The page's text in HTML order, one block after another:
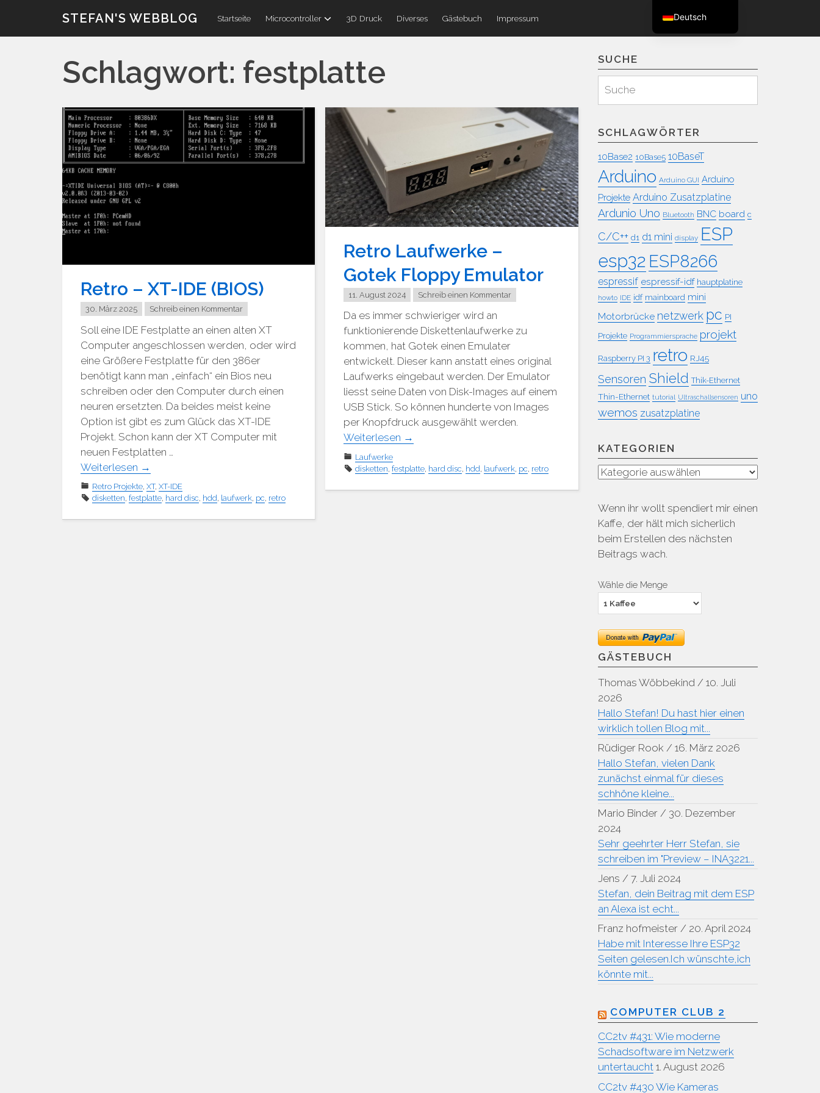
STEFAN'S WEBBLOG Startseite Microcontroller 3D Druck Diverses Gästebuch Impressum
Schlagwort: festplatte
Retro – XT-IDE (BIOS)
30. März 2025 Schreib einen Kommentar
Soll eine IDE Festplatte an einen alten XT
Computer angeschlossen werden, oder wird
eine Größere Festplatte für den 386er
benötigt kann man „einfach“ ein Bios neu
schreiben oder den Computer durch einen
neuren ersetzten. Da beides meist keine
Option ist gibt es zum Glück das XT-IDE
Projekt. Schon kann der XT Computer mit
neuen Festplatten …
Weiterlesen →
Retro Projekte, XT, XT-IDE
disketten, festplatte, hard disc, hdd, laufwerk, pc, retro
Retro Laufwerke –
Gotek Floppy Emulator
11. August 2024 Schreib einen Kommentar
Da es immer schwieriger wird an
funktionierende Diskettenlaufwerke zu
kommen, hat Gotek einen Emulater
entwickelt. Dieser kann anstatt eines original
Laufwerks eingebaut werden. Der Emulator
liesst seine Daten von Disk-Images auf einem
USB Stick. So können hunderte von Images
per Knopfdruck ausgewählt werden.
Weiterlesen →
Laufwerke
disketten ,festplatte hard disc hdd laufwerk pc retro
SUCHE
für:
Suchen
SCHLAGWÖRTER
10Base2 10Base5 10BaseT
Arduino Arduino GUI Arduino
Projekte Arduino Zusatzplatine
Ardunio Uno Bluetooth BNC board c
C/C++ d1 d1 mini display ESP
esp32 ESP8266
espressif espressif-idf hauptplatine
howto IDE idf mainboard mini
Motorbrücke netzwerk pc PI
Projekte Programmiersprache projekt
Raspberry PI 3 retro RJ45
Sensoren Shield Thik-Ethernet
Thin-Ethernet tutorial Ultraschallsensoren uno
wemos zusatzplatine
KATEGORIEN
Kategorien
Wenn ihr wollt spendiert mir einen
Kaffe, der hält mich sicherlich
beim Erstellen des nächsten
Beitrags wach.
Wähle die Menge
GÄSTEBUCH
Thomas Wöbbekind / 10. Juli
2026
Hallo Stefan! Du hast hier einen
wirklich tollen Blog mit...
Rüdiger Rook / 16. März 2026
Hallo Stefan, vielen Dank
zunächst einmal für dieses
schhöne kleine...
Mario Binder/ 30. Dezember
2024
Sehr geehrter Herr Stefan, sie
schreiben im "Preview – INA3221...
Jens / 7. Juli 2024
Stefan, dein Beitrag mit dem ESP
an Alexa ist echt...
Franz hofmeister/ 20. April 2024
Habe mit Interesse Ihre ESP32
Seiten gelesen.Ich wünschte,ich
könnte mit...
COMPUTER CLUB 2
CC2tv #431: Wie moderne
Schadsoftware im Netzwerk
untertaucht 1. August 2026
CC2tv #430 Wie Kameras
Deutsch
English (UK)